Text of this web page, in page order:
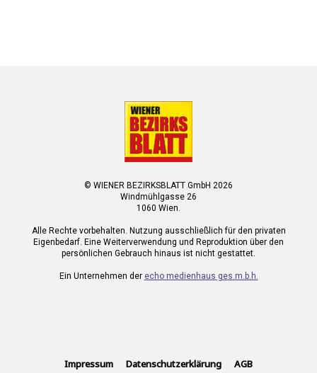
© WIENER BEZIRKSBLATT GmbH 2026
Windmühlgasse 26
1060 Wien.
Alle Rechte vorbehalten. Nutzung ausschließlich für den privaten
Eigenbedarf. Eine Weiterverwendung und Reproduktion über den
persönlichen Gebrauch hinaus ist nicht gestattet.
Ein Unternehmen der echo medienhaus ges.m.b.h.
Impressum Datenschutzerklärung AGB